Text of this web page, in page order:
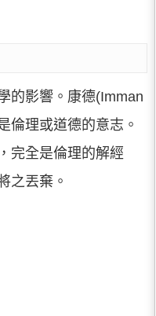
的影響。康德(Imman
倫理或道德的意志。
完全是倫理的解經
之丟棄。